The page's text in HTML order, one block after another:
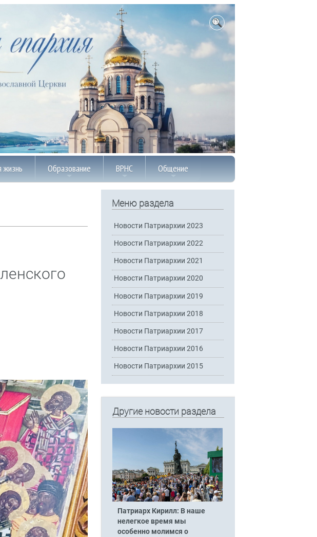
жизнь Образование ВРНС Общение
Меню раздела
Новости Патриархии 2023
Новости Патриархии 2022
Новости Патриархии 2021
Новости Патриархии 2020
Новости Патриархии 2019
Новости Патриархии 2018
Новости Патриархии 2017
Новости Патриархии 2016
Новости Патриархии 2015
Другие новости раздела
Патриарх Кирилл: В наше
нелегкое время мы
особенно молимся о